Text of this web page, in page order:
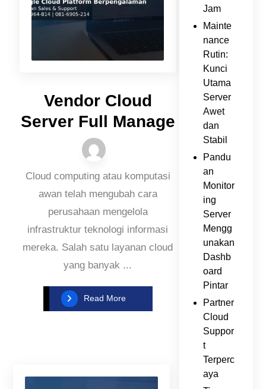
Vendor Cloud
Server Full Manage
Cloud computing atau komputasi
awan telah mengubah cara
perusahaan mengelola
infrastruktur teknologi informasi
mereka. Salah satu layanan cloud
yang banyak ...
Read More
Jam
Mainte
nance
Rutin:
Kunci
Utama
Server
Awet
dan
Stabil
Pandu
an
Monitor
ing
Server
Mengg
unakan
Dashb
oard
Pintar
Partner
Cloud
Suppor
t
Terperc
aya